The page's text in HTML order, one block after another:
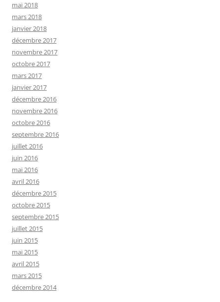
mai 2018
mars 2018
janvier 2018
décembre 2017
novembre 2017
octobre 2017
mars 2017
janvier 2017
décembre 2016
novembre 2016
octobre 2016
septembre 2016
juillet 2016
juin 2016
mai 2016
avril 2016
décembre 2015
octobre 2015
septembre 2015
juillet 2015
juin 2015
mai 2015
avril 2015
mars 2015
décembre 2014